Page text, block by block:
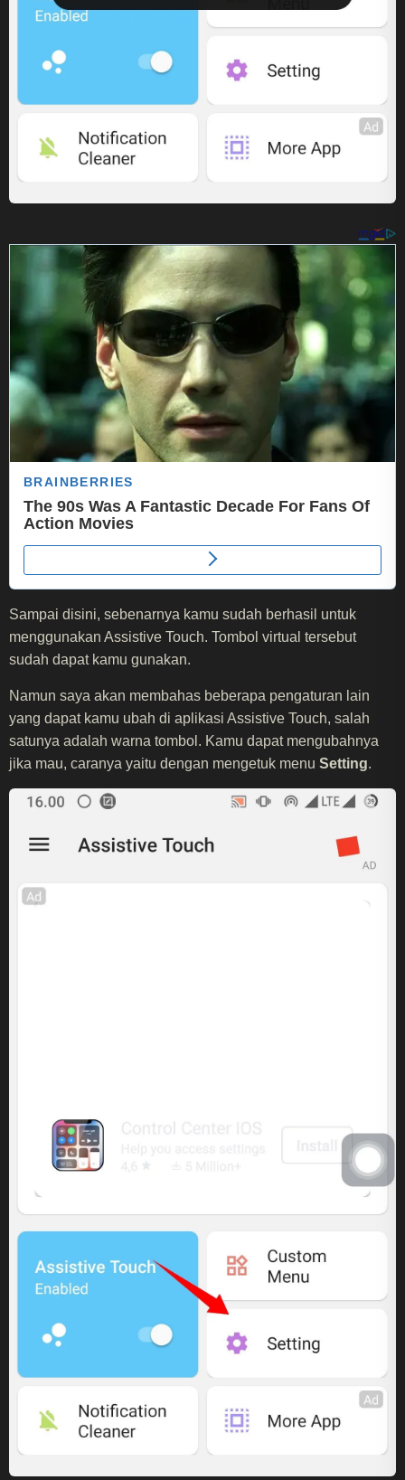
Sampai disini, sebenarnya kamu sudah berhasil untuk
menggunakan Assistive Touch. Tombol virtual tersebut
sudah dapat kamu gunakan.
Namun saya akan membahas beberapa pengaturan lain
yang dapat kamu ubah di aplikasi Assistive Touch, salah
satunya adalah warna tombol. Kamu dapat mengubahnya
jika mau, caranya yaitu dengan mengetuk menu Setting.